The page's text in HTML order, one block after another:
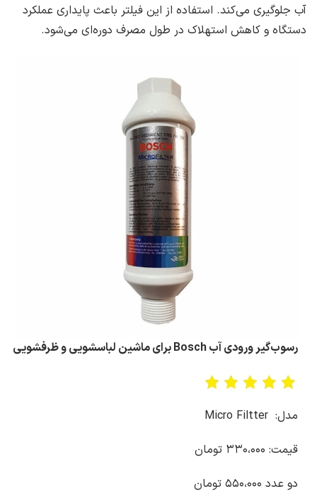
آب جلوگیری می‌کند. استفاده از این فیلتر باعث پایداری عملکرد
دستگاه و کاهش استهلاک در طول مصرف دوره‌ای می‌شود.
رسوب‌گیر ورودی آب Bosch برای ماشین لباسشویی و ظرفشویی
مدل: Micro Filtter
قیمت: ۳۳۰،۰۰۰ تومان
دو عدد ۵۵۰،۰۰۰ تومان